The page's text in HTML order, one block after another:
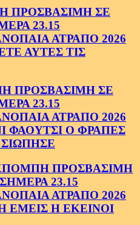
ΠΡΟΣΒΑΣΙΜΗ ΣΕ
23.15
ΑΤΡΑΠΟ 2026
ΑΥΤΕΣ ΤΙΣ
ΠΡΟΣΒΑΣΙΜΗ ΣΕ
23.15
ΑΤΡΑΠΟ 2026
ΦΑΟΥΤΣΙ Ο ΦΡΑΠΕΣ
ΠΡΟΣΒΑΣΙΜΗ
23.15
ΑΤΡΑΠΟ 2026
ΕΜΕΙΣ Η ΕΚΕΙΝΟΙ